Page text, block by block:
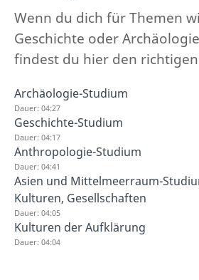
Wenn du dich für Themen
Geschichte oder
findest du hier den
Archäologie-Studium
Dauer: 04:27
Geschichte-Studium
Dauer: 04:17
Anthropologie-Studium
Dauer: 04:41
Asien und Mittelmeerraum-
Kulturen, Gesellschaften
Dauer: 04:05
Kulturen der Aufklärung
Dauer: 04:04